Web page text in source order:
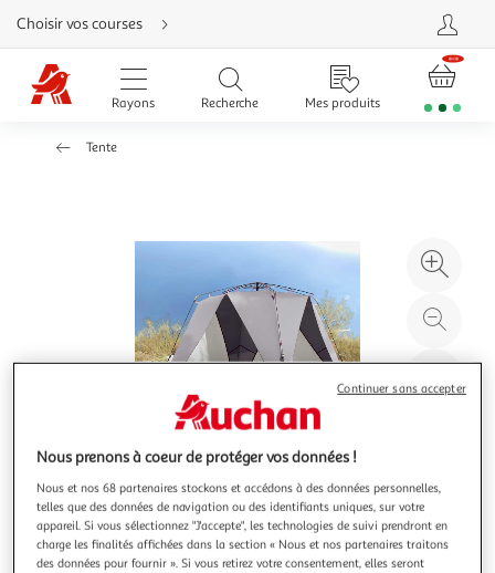
Aller
directement
au
contenu
Aller
directement
Aller
Choisir vos courses
Rayons Recherche Mes produits
Tente
à
100
le
Illustration
précédente
Illustration
suivante
Nous prenons à coeur de protéger vos données !
Nous et nos 68 partenaires stockons et accédons à des données personnelles,
telles que des données de navigation ou des identifiants uniques, sur votre
appareil. Si vous sélectionnez "J'accepte", les technologies de suivi prendront en
charge les finalités affichées dans la section « Nous et nos partenaires traitons
des données pour fournir ». Si vous retirez votre consentement, elles seront
Continuer sans accepter